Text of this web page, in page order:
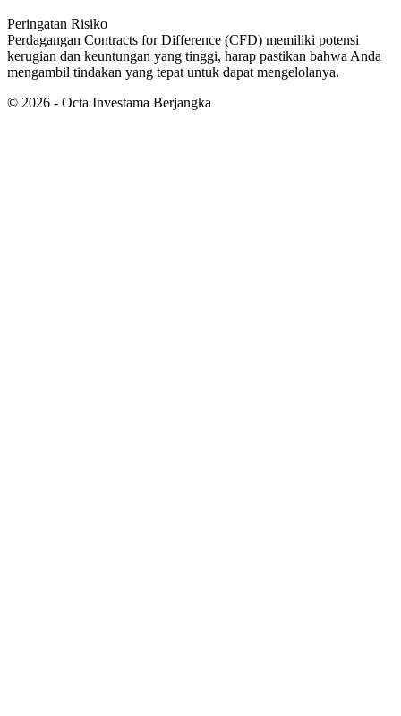
Peringatan Risiko
Perdagangan Contracts for Difference (CFD) memiliki potensi
kerugian dan keuntungan yang tinggi, harap pastikan bahwa Anda
mengambil tindakan yang tepat untuk dapat mengelolanya.
© 2026 - Octa Investama Berjangka